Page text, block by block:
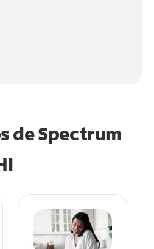
de Spectrum